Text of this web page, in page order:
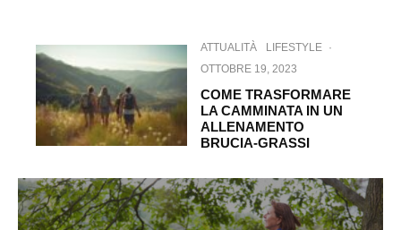
ATTUALITÀ LIFESTYLE ·
OTTOBRE 19, 2023
COME TRASFORMARE
LA CAMMINATA IN UN
ALLENAMENTO
BRUCIA-GRASSI